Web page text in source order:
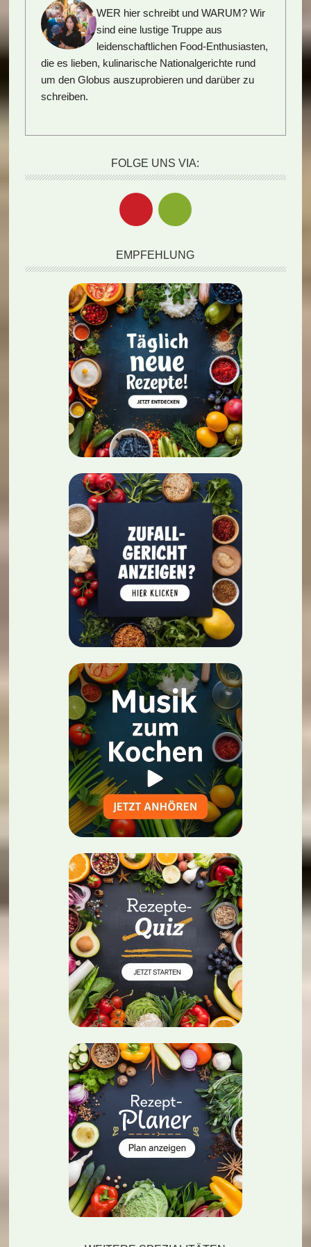
WER hier schreibt und WARUM? Wir
sind eine lustige Truppe aus
leidenschaftlichen Food-Enthusiasten,
die es lieben, kulinarische Nationalgerichte rund
um den Globus auszuprobieren und darüber zu
schreiben.
FOLGE UNS VIA:
EMPFEHLUNG